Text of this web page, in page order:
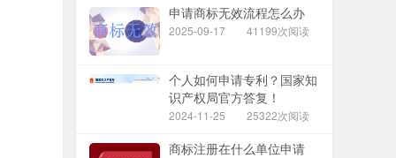
申请商标无效流程怎么办
2025-09-17 41199次阅读
个人如何申请专利？国家知
识产权局官方答复！
2024-11-25 25322次阅读
商标注册在什么单位申请